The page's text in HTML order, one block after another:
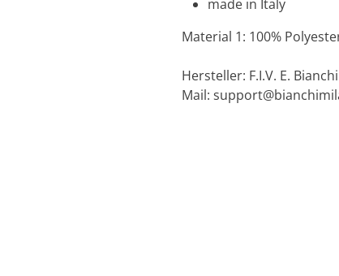
made in Italy
Material 1: 100%
Hersteller: F.I.V. E.
Mail: